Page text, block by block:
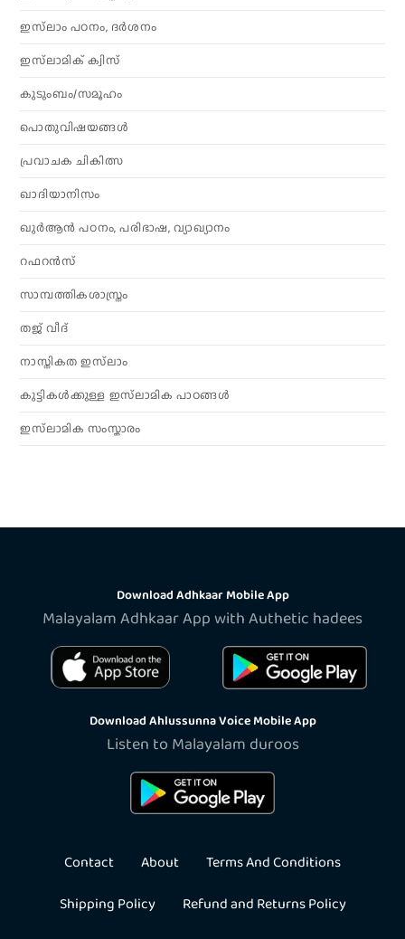
ഇസ്‌ലാം പഠനം, ദർശനം
ഇസ്‌ലാമിക് ക്വിസ്
കുടുംബം/സമൂഹം
പൊതുവിഷയങ്ങൾ
പ്രവാചക ചികിത്സ
ഖാദിയാനിസം
ഖുർആൻ പഠനം, പരിഭാഷ, വ്യാഖ്യാനം
റഫറൻസ്
സാമ്പത്തികശാസ്ത്രം
തജ് വീദ്
നാസ്തികത ഇസ്‌ലാം
കുട്ടികൾക്കുള്ള ഇസ്‌ലാമിക പാഠങ്ങൾ
ഇസ്‌ലാമിക സംസ്കാരം
Download Adhkaar Mobile App
Malayalam Adhkaar App with Authetic hadees
Download Ahlussunna Voice Mobile App
Listen to Malayalam duroos
Contact About
Terms And Conditions
Shipping Policy
Refund and Returns Policy